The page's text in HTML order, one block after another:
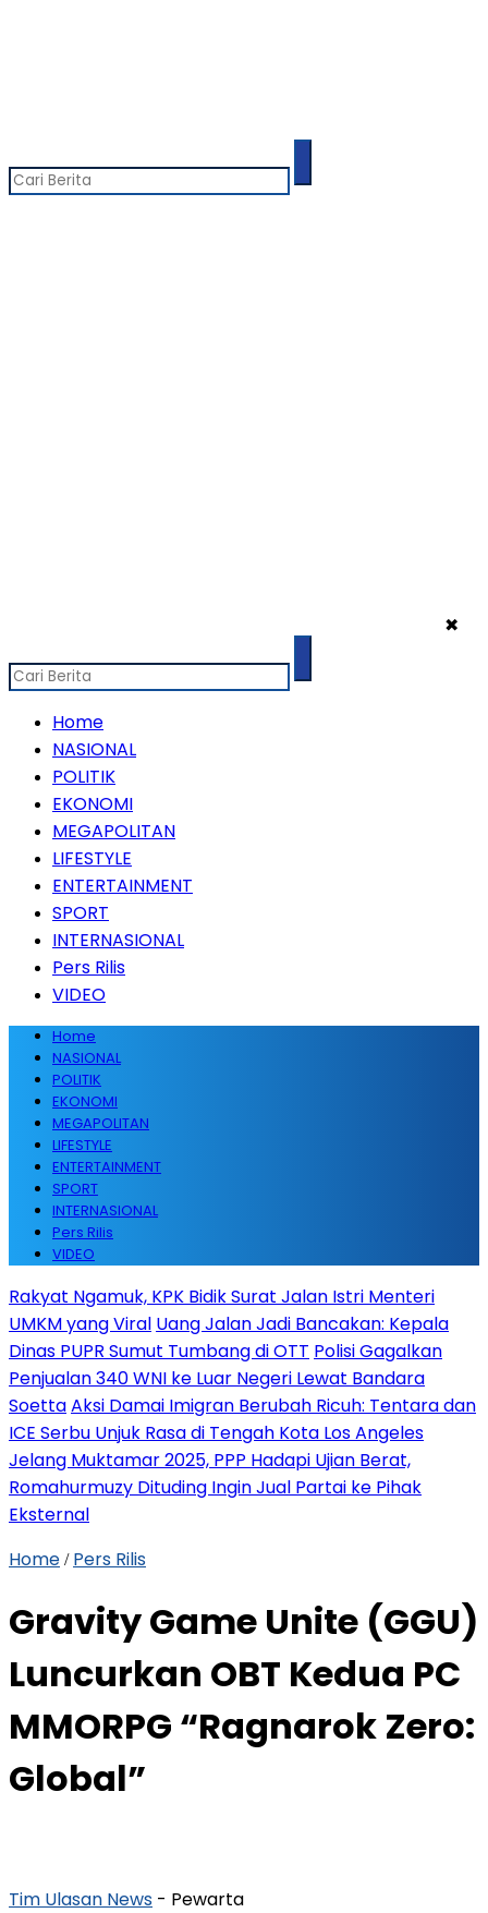
✖
Home
NASIONAL
POLITIK
EKONOMI
MEGAPOLITAN
LIFESTYLE
ENTERTAINMENT
SPORT
INTERNASIONAL
Pers Rilis
VIDEO
Home
NASIONAL
POLITIK
EKONOMI
MEGAPOLITAN
LIFESTYLE
ENTERTAINMENT
SPORT
INTERNASIONAL
Pers Rilis
VIDEO
Rakyat Ngamuk, KPK Bidik Surat Jalan Istri Menteri
UMKM yang Viral Uang Jalan Jadi Bancakan: Kepala
Dinas PUPR Sumut Tumbang di OTT Polisi Gagalkan
Penjualan 340 WNI ke Luar Negeri Lewat Bandara
SoettaAksi Damai Imigran Berubah Ricuh: Tentara dan
ICE Serbu Unjuk Rasa di Tengah Kota Los Angeles
Jelang Muktamar 2025, PPP Hadapi Ujian Berat,
Romahurmuzy Dituding Ingin Jual Partai ke Pihak
Eksternal
Home / Pers Rilis
Gravity Game Unite (GGU)
Luncurkan OBT Kedua PC
MMORPG “Ragnarok Zero:
Global”
Tim Ulasan News - Pewarta